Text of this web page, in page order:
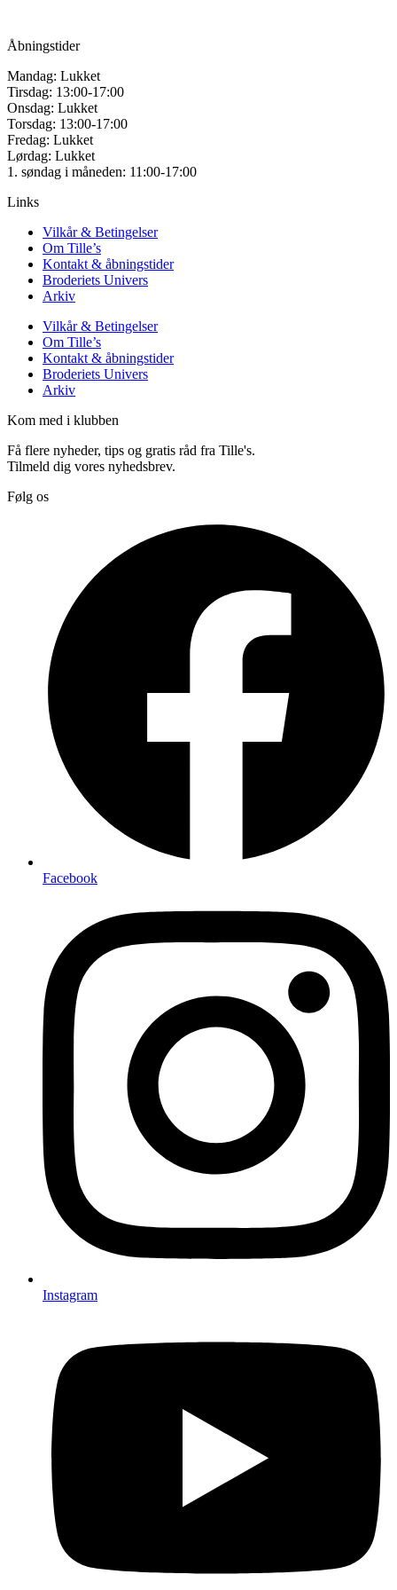
Åbningstider
Mandag: Lukket
Tirsdag: 13:00-17:00
Onsdag: Lukket
Torsdag: 13:00-17:00
Fredag: Lukket
Lørdag: Lukket
1. søndag i måneden: 11:00-17:00
Links
Vilkår & Betingelser
Om Tille’s
Kontakt & åbningstider
Broderiets Univers
Arkiv
Vilkår & Betingelser
Om Tille’s
Kontakt & åbningstider
Broderiets Univers
Arkiv
Kom med i klubben
Få flere nyheder, tips og gratis råd fra Tille's.
Tilmeld dig vores nyhedsbrev.
Følg os
Facebook
Instagram